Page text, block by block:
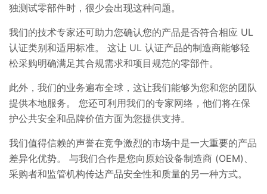
独测试零部件时，很少会出现这种问题。
我们的技术专家还可助力您确认您的产品是否符合相应 UL
认证类别和适用标准。 这让 UL 认证产品的制造商能够轻
松采购明确满足其合规需求和项目规范的零部件。
此外，我们的业务遍布全球，这让我们能够为您和您的团队
提供本地服务。 您还可利用我们的专家网络，他们将在保
护公共安全和品牌价值方面为您提供支持。
我们值得信赖的声誉在竞争激烈的市场中是一大重要的产品
差异化优势。 与我们合作是您向原始设备制造商 (OEM)、
采购者和监管机构传达产品安全性和质量的另一种方式。